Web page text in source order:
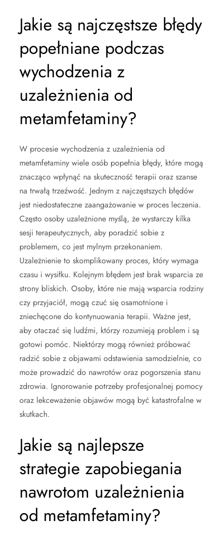
Jakie są najczęstsze błędy
popełniane podczas
wychodzenia z
uzależnienia od
metamfetaminy?
W procesie wychodzenia z uzależnienia od
metamfetaminy wiele osób popełnia błędy, które mogą
znacząco wpłynąć na skuteczność terapii oraz szanse
na trwałą trzeźwość. Jednym z najczęstszych błędów
jest niedostateczne zaangażowanie w proces leczenia.
Często osoby uzależnione myślą, że wystarczy kilka
sesji terapeutycznych, aby poradzić sobie z
problemem, co jest mylnym przekonaniem.
Uzależnienie to skomplikowany proces, który wymaga
czasu i wysiłku. Kolejnym błędem jest brak wsparcia ze
strony bliskich. Osoby, które nie mają wsparcia rodziny
czy przyjaciół, mogą czuć się osamotnione i
zniechęcone do kontynuowania terapii. Ważne jest,
aby otaczać się ludźmi, którzy rozumieją problem i są
gotowi pomóc. Niektórzy mogą również próbować
radzić sobie z objawami odstawienia samodzielnie, co
może prowadzić do nawrotów oraz pogorszenia stanu
zdrowia. Ignorowanie potrzeby profesjonalnej pomocy
oraz lekceważenie objawów mogą być katastrofalne w
skutkach.
Jakie są najlepsze
strategie zapobiegania
nawrotom uzależnienia
od metamfetaminy?